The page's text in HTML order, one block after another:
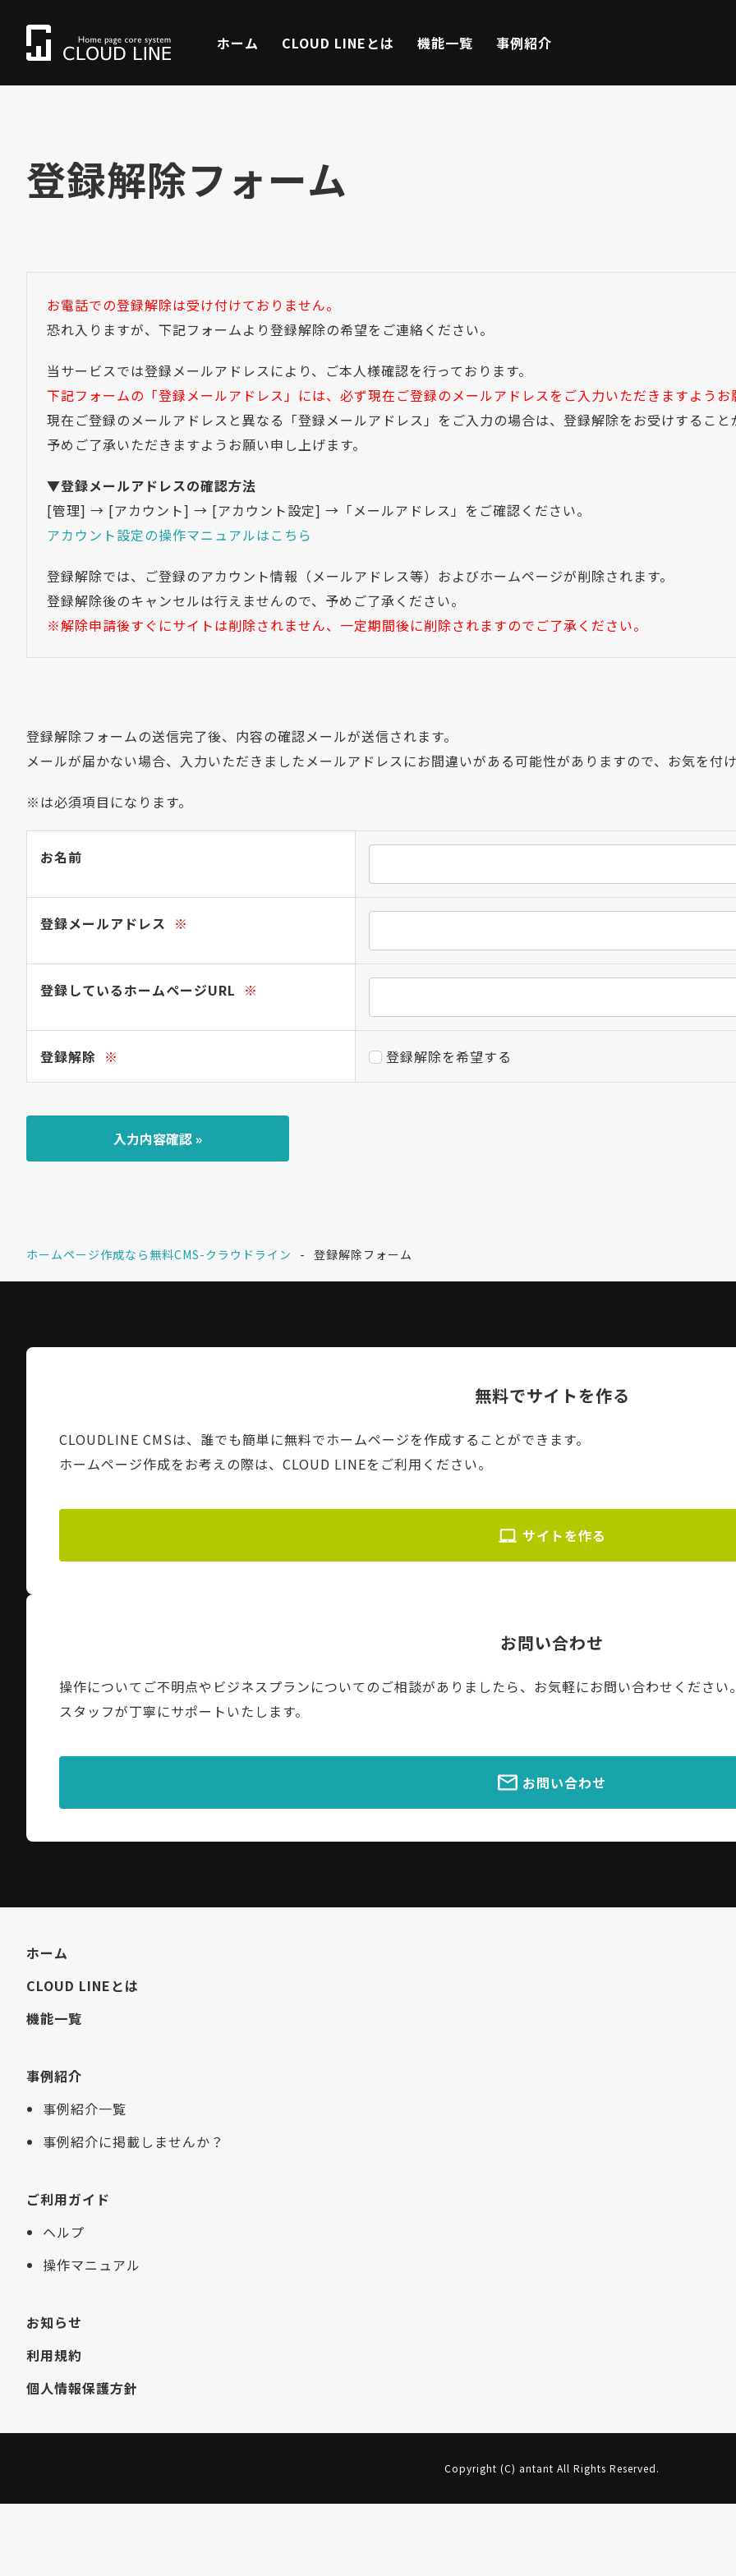
ホーム CLOUD LINEとは 機能一覧 事例紹介
登録解除フォーム
お電話での登録解除は受け付けておりません。
恐れ入りますが、下記フォームより登録解除の希望をご連絡ください。
当サービスでは登録メールアドレスにより、ご本人様確認を行っております。
下記フォームの「登録メールアドレス」には、必ず現在ご登録のメールアドレスをご入力いただきますようお
現在ご登録のメールアドレスと異なる「登録メールアドレス」をご入力の場合は、登録解除をお受けするこ
予めご了承いただきますようお願い申し上げます。
▼登録メールアドレスの確認方法
[管理] → [アカウント] → [アカウント設定] →「メールアドレス」をご確認ください。
アカウント設定の操作マニュアルはこちら
登録解除では、ご登録のアカウント情報（メールアドレス等）およびホームページが削除されます。
登録解除後のキャンセルは行えませんので、予めご了承ください。
※解除申請後すぐにサイトは削除されません、一定期間後に削除されますのでご了承ください。
登録解除フォームの送信完了後、内容の確認メールが送信されます。
メールが届かない場合、入力いただきましたメールアドレスにお間違いがある可能性がありますので、お気を付
※は必須項目になります。
お名前
登録メールアドレス ※
登録しているホームページURL ※
登録解除 ※ 登録解除を希望する
ホームページ作成なら無料CMS-クラウドライン 登録解除フォーム
無料でサイトを作る
CLOUDLINE CMSは、誰でも簡単に無料でホームページを作成することができます。
ホームページ作成をお考えの際は、CLOUD LINEをご利用ください。
サイトを作る
お問い合わせ
操作についてご不明点やビジネスプランについてのご相談がありましたら、お気軽にお問い合わせください
スタッフが丁寧にサポートいたします。
お問い合わせ
ホーム
CLOUD LINEとは
機能一覧
事例紹介
事例紹介一覧
事例紹介に掲載しませんか？
ご利用ガイド
ヘルプ
操作マニュアル
お知らせ
利用規約
個人情報保護方針
Copyright (C) antant All Rights Reserved.